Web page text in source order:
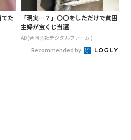
てた
「現実…？」〇〇をしただけで貧困
主婦が宝くじ当選
AD(合同会社デジタルファーム )
Recommended by